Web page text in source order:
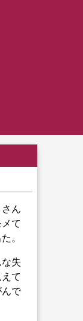
ん
て
。
失
て
で